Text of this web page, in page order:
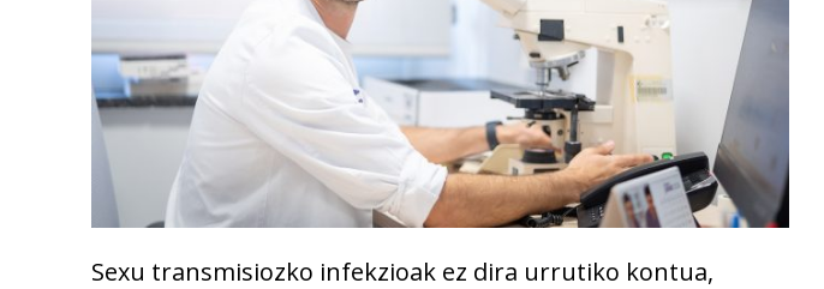
Sexu transmisiozko infekzioak ez dira urrutiko kontua,